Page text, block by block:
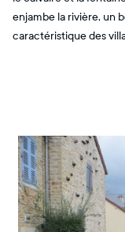
enjambe la rivière, un
caractéristique des